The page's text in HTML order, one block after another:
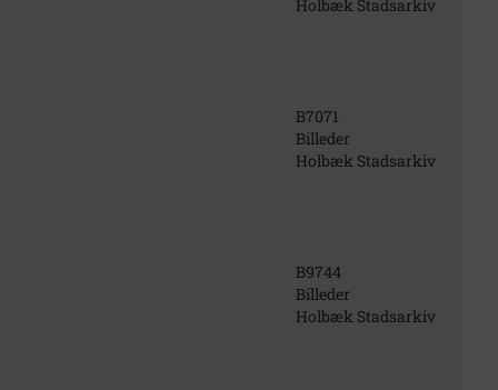
Holbæk Stadsarkiv
B7071
Billeder
Holbæk Stadsarkiv
B9744
Billeder
Holbæk Stadsarkiv